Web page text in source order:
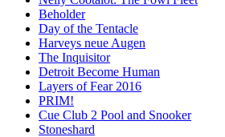
Beholder
Day of the Tentacle
Harveys neue Augen
The Inquisitor
Detroit Become Human
Layers of Fear 2016
PRIM!
Cue Club 2 Pool and Snooker
Stoneshard